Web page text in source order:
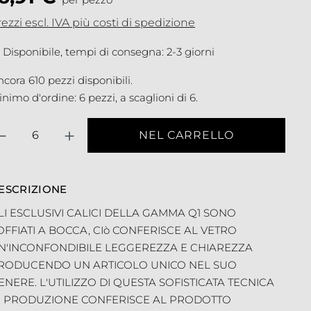
escl. IVA più costi di spedizione
Disponibile, tempi di consegna: 2-3 giorni
610 pezzi disponibili.
d'ordine: 6 pezzi, a scaglioni di 6.
NEL CARRELLO
ESCLUSIVI CALICI DELLA GAMMA Q1 SONO
A BOCCA, CIò CONFERISCE AL VETRO
LEGGEREZZA E CHIAREZZA
UN ARTICOLO UNICO NEL SUO
L'UTILIZZO DI QUESTA SOFISTICATA TECNICA
PRODUZIONE CONFERISCE AL PRODOTTO